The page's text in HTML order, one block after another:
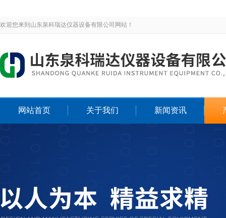
欢迎您来到山东泉科瑞达仪器设备有限公司网站！
网站首页 关于我们 新闻资讯